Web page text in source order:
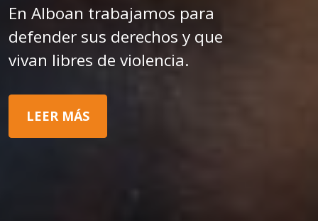
En Alboan trabajamos para
defender sus derechos y que
vivan libres de violencia.
LEER MÁS